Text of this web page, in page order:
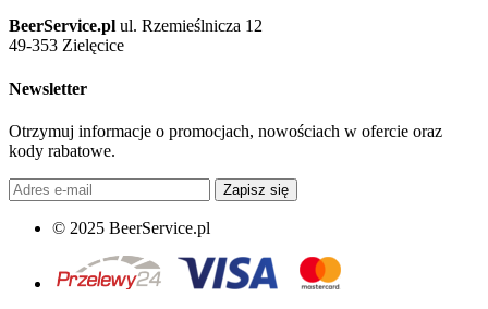
BeerService.pl ul. Rzemieślnicza 12
49-353 Zielęcice
Newsletter
Otrzymuj informacje o promocjach, nowościach w ofercie oraz
kody rabatowe.
Zapisz się
© 2025 BeerService.pl